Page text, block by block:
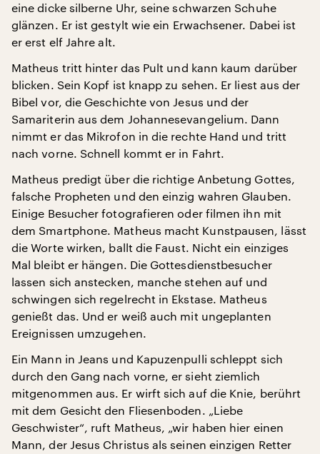
eine dicke silberne Uhr, seine schwarzen Schuhe
glänzen. Er ist gestylt wie ein Erwachsener. Dabei ist
er erst elf Jahre alt.
Matheus tritt hinter das Pult und kann kaum darüber
blicken. Sein Kopf ist knapp zu sehen. Er liest aus der
Bibel vor, die Geschichte von Jesus und der
Samariterin aus dem Johannesevangelium. Dann
nimmt er das Mikrofon in die rechte Hand und tritt
nach vorne. Schnell kommt er in Fahrt.
Matheus predigt über die richtige Anbetung Gottes,
falsche Propheten und den einzig wahren Glauben.
Einige Besucher fotografieren oder filmen ihn mit
dem Smartphone. Matheus macht Kunstpausen, lässt
die Worte wirken, ballt die Faust. Nicht ein einziges
Mal bleibt er hängen. Die Gottesdienstbesucher
lassen sich anstecken, manche stehen auf und
schwingen sich regelrecht in Ekstase. Matheus
genießt das. Und er weiß auch mit ungeplanten
Ereignissen umzugehen.
Ein Mann in Jeans und Kapuzenpulli schleppt sich
durch den Gang nach vorne, er sieht ziemlich
mitgenommen aus. Er wirft sich auf die Knie, berührt
mit dem Gesicht den Fliesenboden. „Liebe
Geschwister“, ruft Matheus, „wir haben hier einen
Mann, der Jesus Christus als seinen einzigen Retter